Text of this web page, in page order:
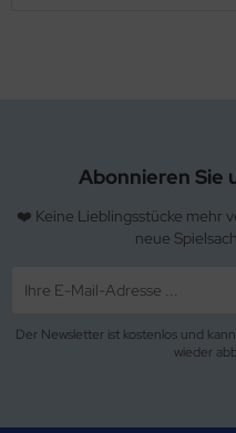
Abonnieren Sie
❤️ Keine Lieblingsstücke mehr
neue
Der Newsletter ist kostenlos und
wieder